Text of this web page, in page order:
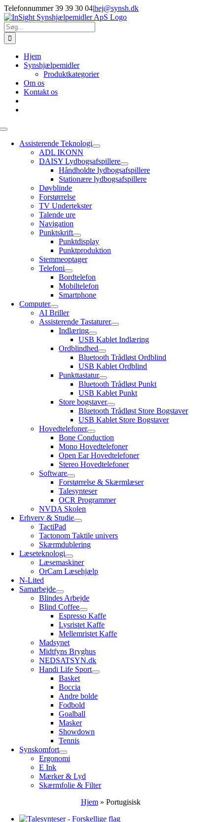
Skip
to
content
Telefonnummer 39 39 30 04|hej@synsh.dk
Søg
efter:
Hjem
Synshjælpemidler
Produktkategorier
Om os
Kontakt os
Toggle
NavigationAssisterende Teknologi
ADL IKONN
DAISY Lydbogsafspillere
Håndholdte lydbogsafspillere
Stationære lydbogsafspillere
Døvblinde
Forstørrelse
TV Undertekster
Talende ure
Navigation
Punktskrift
Punktdisplay
Punktproduktion
Stemmeoptager
Telefoni
Bordtelefon
Mobiltelefon
Smartphone
Computer
AI Briller
Assisterende Tastaturer
Indlæring
USB Kablet Indlæring
Ordblindhed
Bluetooth Trådløst Ordblind
USB Kablet Ordblind
Punkttastatur
Bluetooth Trådløst Punkt
USB Kablet Punkt
Store bogstaver
Bluetooth Trådløst Store Bogstaver
USB Kablet Store Bogstaver
Hovedtelefoner
Bone Conduction
Mono Hovedtelefoner
Open Ear Hovedtelefoner
Stereo Hovedtelefoner
Software
Forstørrelse & Skærmlæser
Talesynteser
OCR Programmer
NVDA Skolen
Erhverv & Studie
TactiPad
Tactonom Taktile univers
Skærmdublering
Læseteknologi
Læsemaskiner
OrCam Læsehjælp
N-Lited
Samarbejde
Blindes Arbejde
Blind Coffee
Espresso Kaffe
Lysristet Kaffe
Mellemristet Kaffe
Madsynet
Midtfyns Bryghus
NEDSATSYN.dk
Handi Life Sport
Basket
Boccia
Andre bolde
Fodbold
Goalball
Masker
Showdown
Tennis
Synskomfort
Ergonomi
E Ink
Mærker & Lyd
Skærmfolie & Filter
Hjem» Portugisisk